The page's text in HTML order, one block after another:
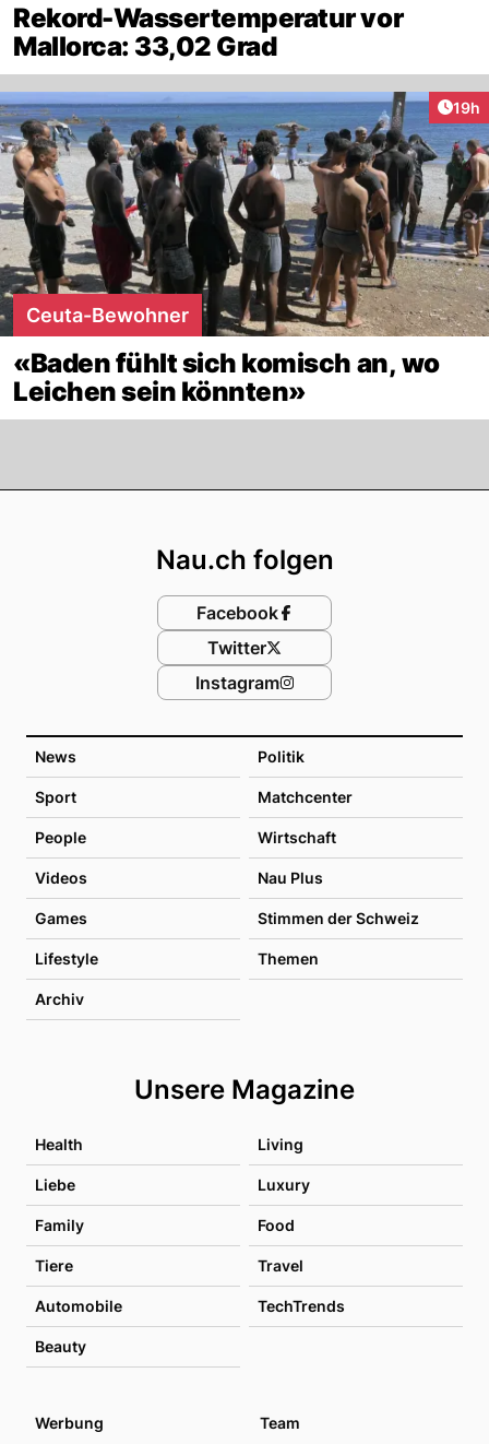
Rekord-Wassertemperatur vor
Mallorca: 33,02 Grad
19h
Ceuta-Bewohner
«Baden fühlt sich komisch an, wo
Leichen sein könnten»
News Politik
Sport Matchcenter
People Wirtschaft
Videos Nau Plus
Games Stimmen der Schweiz
Lifestyle Themen
Archiv
Unsere Magazine
Health Living
Liebe Luxury
Family Food
Tiere Travel
Automobile TechTrends
Beauty
Nau.ch folgen
Facebook
Twitter
Instagram
Werbung Team